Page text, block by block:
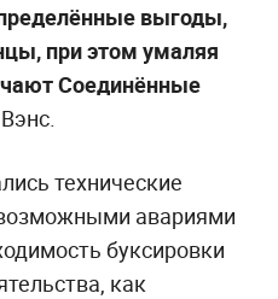
выгоды,
при этом умаляя
Соединённые
технические
авариями
буксировки
как